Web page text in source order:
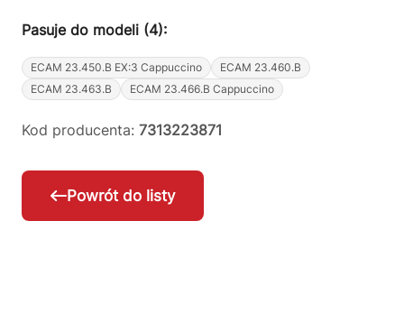
Pasuje do modeli (4):
ECAM 23.450.B EX:3 Cappuccino
ECAM 23.460.B
ECAM 23.463.B
ECAM 23.466.B Cappuccino
Kod producenta: 7313223871
Powrót do listy